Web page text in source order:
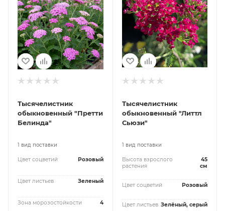
Тысячелистник
обыкновенный "Претти
Белинда"
1 вид поставки
Цвет соцветий Розовый
Цвет листьев Зеленый
Зона морозостойкости 4
Тысячелистник
обыкновенный "Литтл
Сьюзи"
1 вид поставки
Высота взрослого
растения
45
см
Цвет соцветий Розовый
Цвет листьев Зелёный, серый